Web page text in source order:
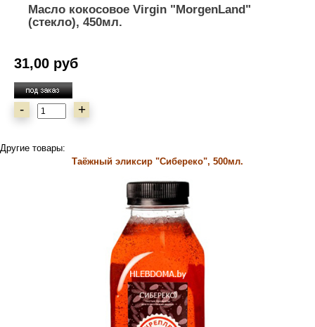
Масло кокосовое Virgin "MorgenLand"
(стекло), 450мл.
31,00 руб
- +
Другие товары:
Таёжный эликсир "Сибереко", 500мл.